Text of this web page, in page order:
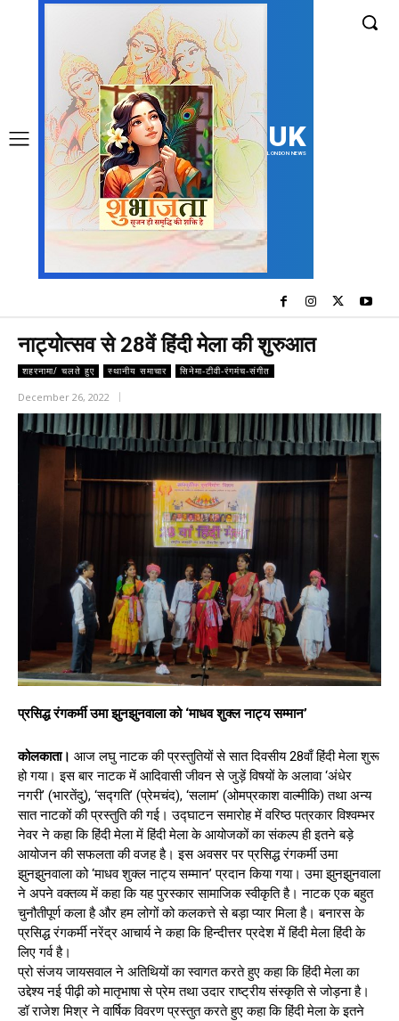
UK
LONDON NEWS
नाट्योत्सव से 28वें हिंदी मेला की शुरुआत
शहरनामा/ चलते हुए स्थानीय समाचार सिनेमा-टीवी-रंगमंच-संगीत
December 26, 2022
प्रसिद्ध रंगकर्मी उमा झुनझुनवाला को ‘माधव शुक्ल नाट्य सम्मान’
कोलकाता। आज लघु नाटक की प्रस्तुतियों से सात दिवसीय 28वाँ हिंदी मेला शुरू
हो गया। इस बार नाटक में आदिवासी जीवन से जुड़ें विषयों के अलावा ‘अंधेर
नगरी’ (भारतेंदु), ‘सद्गति’ (प्रेमचंद), ‘सलाम’ (ओमप्रकाश वाल्मीकि) तथा अन्य
सात नाटकों की प्रस्तुति की गई। उद्घाटन समारोह में वरिष्ठ पत्रकार विश्वम्भर
नेवर ने कहा कि हिंदी मेला में हिंदी मेला के आयोजकों का संकल्प ही इतने बड़े
आयोजन की सफलता की वजह है। इस अवसर पर प्रसिद्ध रंगकर्मी उमा
झुनझुनवाला को ‘माधव शुक्ल नाट्य सम्मान’ प्रदान किया गया। उमा झुनझुनवाला
ने अपने वक्तव्य में कहा कि यह पुरस्कार सामाजिक स्वीकृति है। नाटक एक बहुत
चुनौतीपूर्ण कला है और हम लोगों को कलकत्ते से बड़ा प्यार मिला है। बनारस के
प्रसिद्ध रंगकर्मी नरेंद्र आचार्य ने कहा कि हिन्दीत्तर प्रदेश में हिंदी मेला हिंदी के
लिए गर्व है।
प्रो संजय जायसवाल ने अतिथियों का स्वागत करते हुए कहा कि हिंदी मेला का
उद्देश्य नई पीढ़ी को मातृभाषा से प्रेम तथा उदार राष्ट्रीय संस्कृति से जोड़ना है।
डॉ राजेश मिश्र ने वार्षिक विवरण प्रस्तुत करते हुए कहा कि हिंदी मेला के इतने